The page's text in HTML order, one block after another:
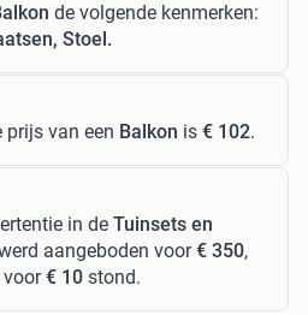
de volgende kenmerken:
Stoel.
prijs van een Balkon is € 102.
in de Tuinsets en
aangeboden voor€ 350,
voor€ 10 stond.